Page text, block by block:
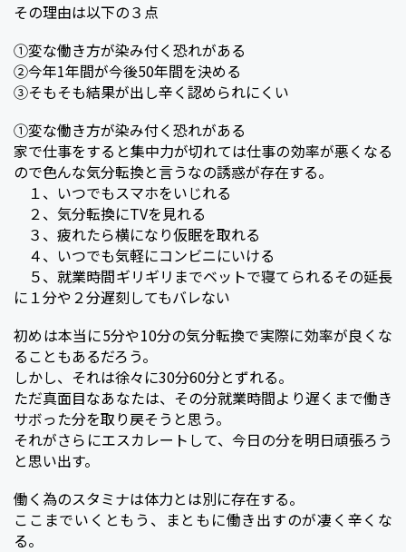
その理由は以下の３点
①変な働き方が染み付く恐れがある
②今年1年間が今後50年間を決める
③そもそも結果が出し辛く認められにくい
①変な働き方が染み付く恐れがある
家で仕事をすると集中力が切れては仕事の効率が悪くなる
ので色んな気分転換と言うなの誘惑が存在する。
１、いつでもスマホをいじれる
２、気分転換にTVを見れる
３、疲れたら横になり仮眠を取れる
４、いつでも気軽にコンビニにいける
５、就業時間ギリギリまでベットで寝てられるその延長
に１分や２分遅刻してもバレない
初めは本当に5分や10分の気分転換で実際に効率が良くな
ることもあるだろう。
しかし、それは徐々に30分60分とずれる。
ただ真面目なあなたは、その分就業時間より遅くまで働き
サボった分を取り戻そうと思う。
それがさらにエスカレートして、今日の分を明日頑張ろう
と思い出す。
働く為のスタミナは体力とは別に存在する。
ここまでいくともう、まともに働き出すのが凄く辛くな
る。